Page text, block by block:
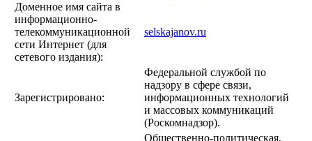
Доменное имя сайта в
информационно-
телекоммуникационной
сети Интернет (для
сетевого издания):
selskajanov.ru
Зарегистрировано:
Федеральной службой по
надзору в сфере связи,
информационных технологий
и массовых коммуникаций
(Роскомнадзор).
Общественно-политическая,